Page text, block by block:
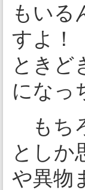
もいる
すよ！
ときど
になっ
もち
としか
や異物